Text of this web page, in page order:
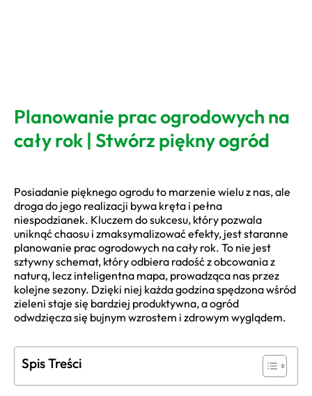
Planowanie prac ogrodowych na
cały rok | Stwórz piękny ogród
Posiadanie pięknego ogrodu to marzenie wielu z nas, ale
droga do jego realizacji bywa kręta i pełna
niespodzianek. Kluczem do sukcesu, który pozwala
uniknąć chaosu i zmaksymalizować efekty, jest staranne
planowanie prac ogrodowych na cały rok. To nie jest
sztywny schemat, który odbiera radość z obcowania z
naturą, lecz inteligentna mapa, prowadząca nas przez
kolejne sezony. Dzięki niej każda godzina spędzona wśród
zieleni staje się bardziej produktywna, a ogród
odwdzięcza się bujnym wzrostem i zdrowym wyglądem.
Spis Treści